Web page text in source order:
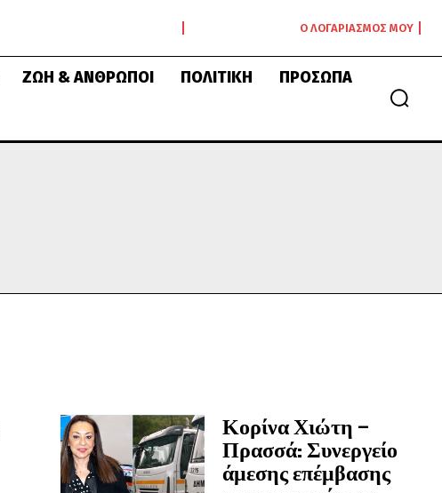
Ο ΛΟΓΑΡΙΑΣΜΌΣ ΜΟΥ
ΖΩΉ & ΆΝΘΡΩΠΟΙ ΠΟΛΙΤΙΚΉ ΠΡΌΣΩΠΑ
Κορίνα Χιώτη –
Πρασσά: Συνεργείο
άμεσης επέμβασης